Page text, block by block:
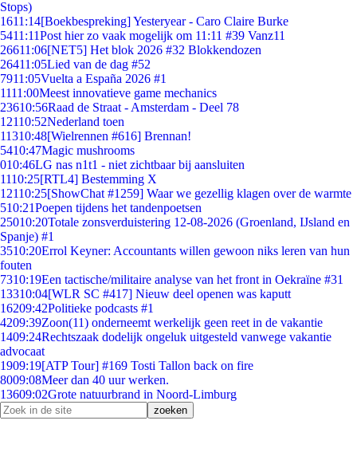
Stops)
1611:14[Boekbespreking] Yesteryear - Caro Claire Burke
5411:11Post hier zo vaak mogelijk om 11:11 #39 Vanz11
26611:06[NET5] Het blok 2026 #32 Blokkendozen
26411:05Lied van de dag #52
7911:05Vuelta a España 2026 #1
1111:00Meest innovatieve game mechanics
23610:56Raad de Straat - Amsterdam - Deel 78
12110:52Nederland toen
11310:48[Wielrennen #616] Brennan!
5410:47Magic mushrooms
010:46LG nas n1t1 - niet zichtbaar bij aansluiten
1110:25[RTL4] Bestemming X
12110:25[ShowChat #1259] Waar we gezellig klagen over de warmte
510:21Poepen tijdens het tandenpoetsen
25010:20Totale zonsverduistering 12-08-2026 (Groenland, IJsland en
Spanje) #1
3510:20Errol Keyner: Accountants willen gewoon niks leren van hun
fouten
7310:19Een tactische/militaire analyse van het front in Oekraïne #31
13310:04[WLR SC #417] Nieuw deel openen was kaputt
16209:42Politieke podcasts #1
4209:39Zoon(11) onderneemt werkelijk geen reet in de vakantie
1409:24Rechtszaak dodelijk ongeluk uitgesteld vanwege vakantie
advocaat
1909:19[ATP Tour] #169 Tosti Tallon back on fire
8009:08Meer dan 40 uur werken.
13609:02Grote natuurbrand in Noord-Limburg